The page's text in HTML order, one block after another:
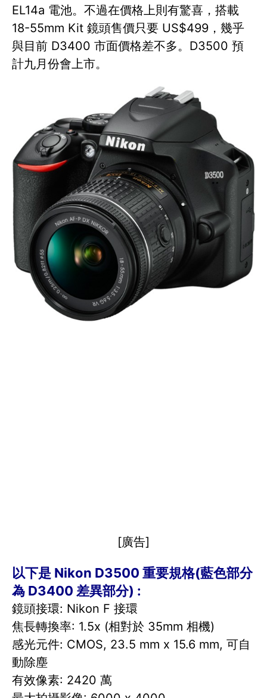
EL14a 電池。不過在價格上則有驚喜，搭載
18-55mm Kit 鏡頭售價只要 US$499，幾乎
與目前 D3400 市面價格差不多。D3500 預
計九月份會上市。
[廣告]
以下是 Nikon D3500 重要規格(藍色部分
為 D3400 差異部分) :
鏡頭接環: Nikon F 接環
焦長轉換率: 1.5x (相對於 35mm 相機)
感光元件: CMOS, 23.5 mm x 15.6 mm, 可自
動除塵
有效像素: 2420 萬